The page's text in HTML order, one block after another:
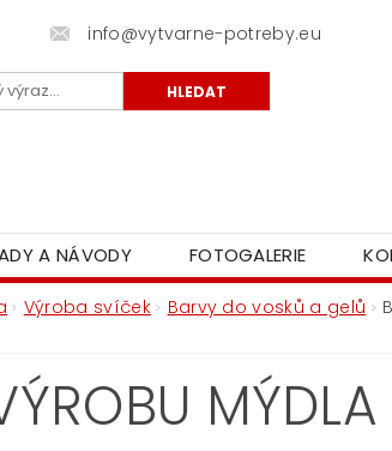
info@vytvarne-potreby.eu
A NÁVODY FOTOGALERIE
Výroba svíček Barvy do vosků a gelů
MÝDLA